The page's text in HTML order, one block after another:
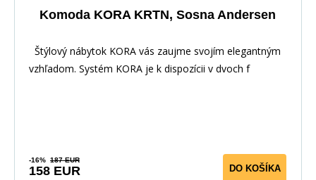
Komoda KORA KRTN, Sosna Andersen
Štýlový nábytok KORA vás zaujme svojím elegantným
vzhľadom. Systém KORA je k dispozícii v dvoch f
-16% 187 EUR
158 EUR DO KOŠÍKA